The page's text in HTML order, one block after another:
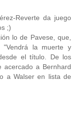
Reverte da juego
;)
lo de Pavese, que,
"Vendrá la muerte y
el título. De los
acercado a Bernhard
a Walser en lista de